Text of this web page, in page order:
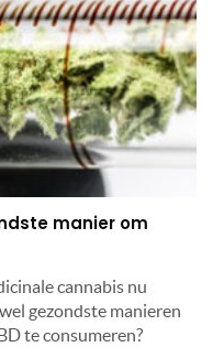
manier om
cannabis nu
gezondste manieren
te consumeren?